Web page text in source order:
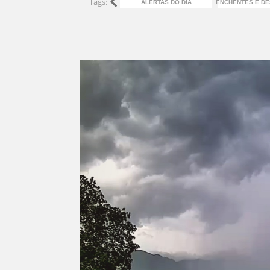
ALERTAS DO DIA ENCHENTES E